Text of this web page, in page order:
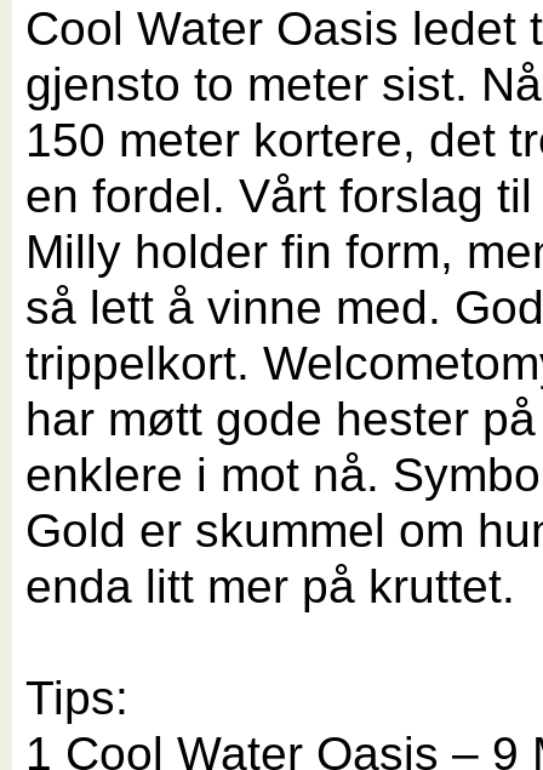
Cool Water Oasis ledet
gjensto to meter sist.
150 meter kortere, det
en fordel. Vårt forslag
Milly holder fin form,
så lett å vinne med.
trippelkort.
har møtt gode hester
enklere i mot nå.
Gold er skummel om
enda litt mer på kruttet.
Tips:
1 Cool Water Oasis – 9